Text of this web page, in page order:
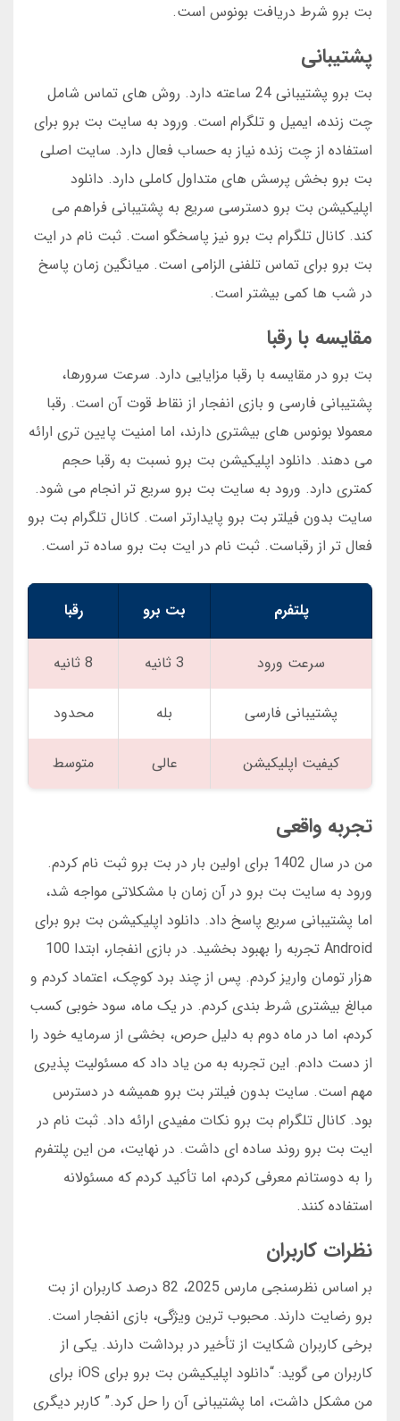
بت برو شرط دریافت بونوس است.
پشتیبانی
بت برو پشتیبانی 24 ساعته دارد. روش های تماس شامل
چت زنده، ایمیل و تلگرام است. ورود به سایت بت برو برای
استفاده از چت زنده نیاز به حساب فعال دارد. سایت اصلی
بت برو بخش پرسش های متداول کاملی دارد. دانلود
اپلیکیشن بت برو دسترسی سریع به پشتیبانی فراهم می
کند. کانال تلگرام بت برو نیز پاسخگو است. ثبت نام در ایت
بت برو برای تماس تلفنی الزامی است. میانگین زمان پاسخ
در شب ها کمی بیشتر است.
مقایسه با رقبا
بت برو در مقایسه با رقبا مزایایی دارد. سرعت سرورها،
پشتیبانی فارسی و بازی انفجار از نقاط قوت آن است. رقبا
معمولا بونوس های بیشتری دارند، اما امنیت پایین تری ارائه
می دهند. دانلود اپلیکیشن بت برو نسبت به رقبا حجم
کمتری دارد. ورود به سایت بت برو سریع تر انجام می شود.
سایت بدون فیلتر بت برو پایدارتر است. کانال تلگرام بت برو
فعال تر از رقباست. ثبت نام در ایت بت برو ساده تر است.
پلتفرم بت برو رقبا
سرعت ورود 3 ثانیه 8 ثانیه
پشتیبانی فارسی بله محدود
کیفیت اپلیکیشن عالی متوسط
تجربه واقعی
من در سال 1402 برای اولین بار در بت برو ثبت نام کردم.
ورود به سایت بت برو در آن زمان با مشکلاتی مواجه شد،
اما پشتیبانی سریع پاسخ داد. دانلود اپلیکیشن بت برو برای
Android تجربه را بهبود بخشید. در بازی انفجار، ابتدا 100
هزار تومان واریز کردم. پس از چند برد کوچک، اعتماد کردم و
مبالغ بیشتری شرط بندی کردم. در یک ماه، سود خوبی کسب
کردم، اما در ماه دوم به دلیل حرص، بخشی از سرمایه خود را
از دست دادم. این تجربه به من یاد داد که مسئولیت پذیری
مهم است. سایت بدون فیلتر بت برو همیشه در دسترس
بود. کانال تلگرام بت برو نکات مفیدی ارائه داد. ثبت نام در
ایت بت برو روند ساده ای داشت. در نهایت، من این پلتفرم
را به دوستانم معرفی کردم، اما تأکید کردم که مسئولانه
استفاده کنند.
نظرات کاربران
بر اساس نظرسنجی مارس 2025، 82 درصد کاربران از بت
برو رضایت دارند. محبوب ترین ویژگی، بازی انفجار است.
برخی کاربران شکایت از تأخیر در برداشت دارند. یکی از
کاربران می گوید: “دانلود اپلیکیشن بت برو برای iOS برای
من مشکل داشت، اما پشتیبانی آن را حل کرد.” کاربر دیگری